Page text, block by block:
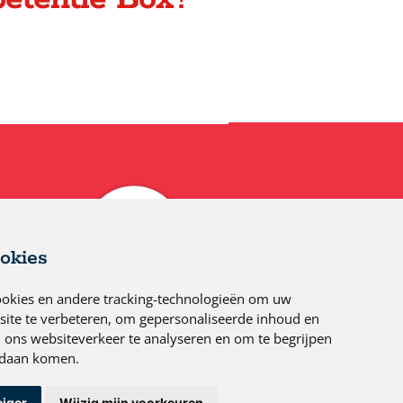
en andere tracking-technologieën om uw
te verbeteren, om gepersonaliseerde inhoud en
websiteverkeer te analyseren en om te begrijpen
komen.